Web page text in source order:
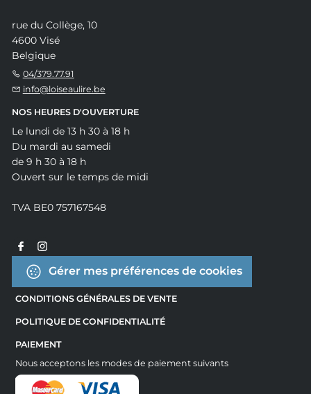
rue du Collège, 10
4600 Visé
Belgique
04/379.77.91
info@loiseaulire.be
NOS HEURES D'OUVERTURE
Le lundi de 13 h 30 à 18 h
Du mardi au samedi
de 9 h 30 à 18 h
Ouvert sur le temps de midi
TVA BE0 757167548
Gérer mes préférences de cookies
CONDITIONS GÉNÉRALES DE VENTE
POLITIQUE DE CONFIDENTIALITÉ
PAIEMENT
Nous acceptons les modes de paiement suivants